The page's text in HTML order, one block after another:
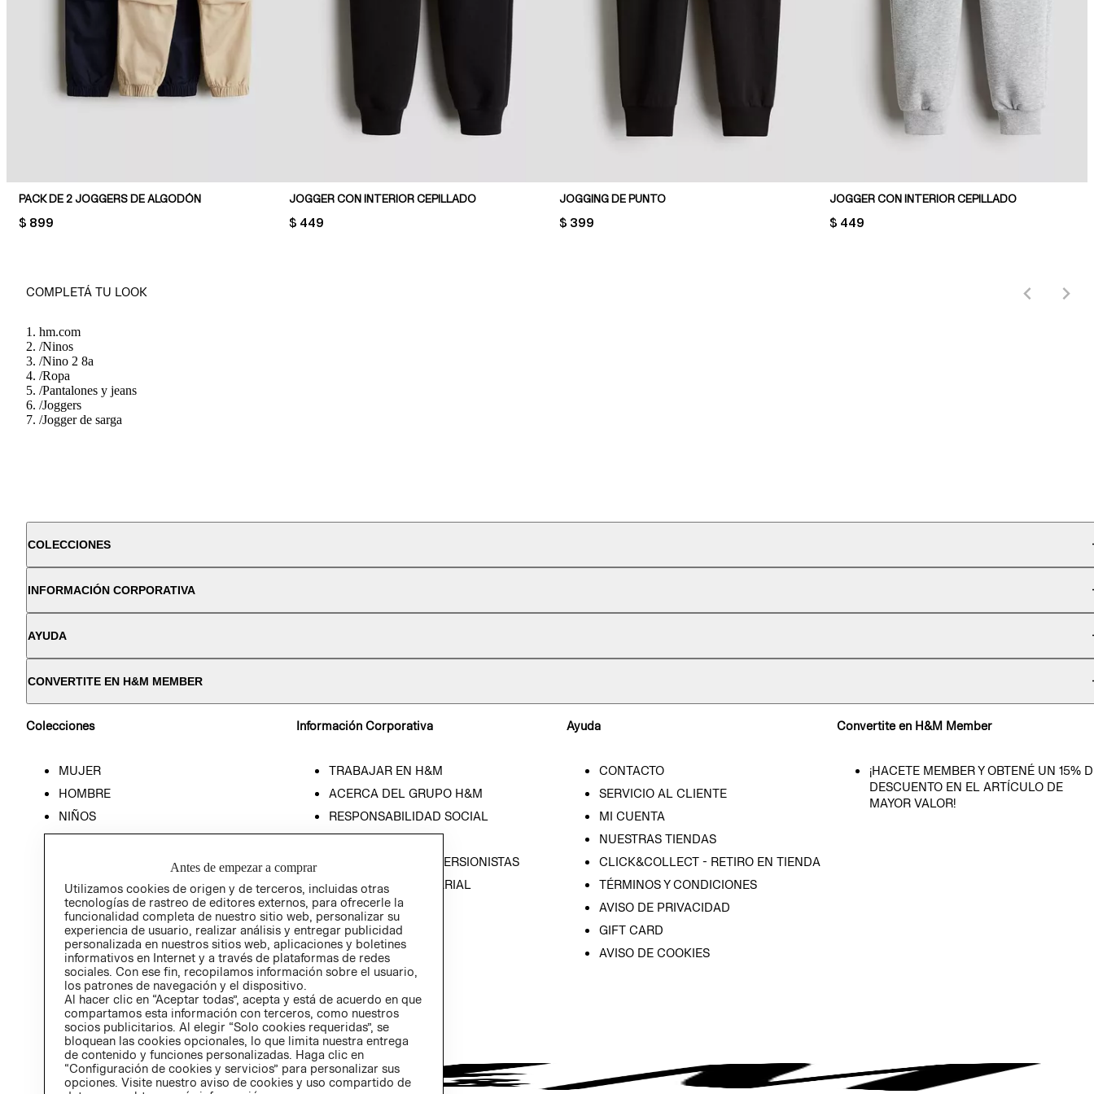
PACK DE 2 JOGGERS DE ALGODÓN
PRICE:
$ 899
JOGGER CON INTERIOR CEPILLADO
PRICE:
$ 449
JOGGING DE PUNTO
PRICE:
$ 399
JOGGER CON INTERIOR CEPILLADO
PRICE:
$ 449
COMPLETÁ TU LOOK
hm.com
/Ninos
/Nino 2 8a
/Ropa
/Pantalones y jeans
/Joggers
/Jogger de sarga
COLECCIONES
INFORMACIÓN CORPORATIVA
AYUDA
CONVERTITE EN H&M MEMBER
Colecciones
MUJER
HOMBRE
NIÑOS
HOME
Información Corporativa
TRABAJAR EN H&M
ACERCA DEL GRUPO H&M
RESPONSABILIDAD SOCIAL
PRENSA
RELACIÓN CON INVERSIONISTAS
POLÍTICA EMPRESARIAL
Ayuda
CONTACTO
SERVICIO AL CLIENTE
MI CUENTA
NUESTRAS TIENDAS
CLICK&COLLECT - RETIRO EN TIENDA
TÉRMINOS Y CONDICIONES
AVISO DE PRIVACIDAD
GIFT CARD
AVISO DE COOKIES
Convertite en H&M Member
¡HACETE MEMBER Y OBTENÉ UN 15%
DESCUENTO EN EL ARTÍCULO DE
MAYOR VALOR!
Antes de empezar a comprar
Utilizamos cookies de origen y de terceros, incluidas otras
tecnologías de rastreo de editores externos, para ofrecerle la
funcionalidad completa de nuestro sitio web, personalizar su
experiencia de usuario, realizar análisis y entregar publicidad
personalizada en nuestros sitios web, aplicaciones y boletines
informativos en Internet y a través de plataformas de redes
sociales. Con ese fin, recopilamos información sobre el usuario,
los patrones de navegación y el dispositivo.
Al hacer clic en “Aceptar todas”, acepta y está de acuerdo en que
compartamos esta información con terceros, como nuestros
socios publicitarios. Al elegir “Solo cookies requeridas”, se
bloquean las cookies opcionales, lo que limita nuestra entrega
de contenido y funciones personalizadas. Haga clic en
“Configuración de cookies y servicios” para personalizar sus
opciones. Visite nuestro aviso de cookies y uso compartido de